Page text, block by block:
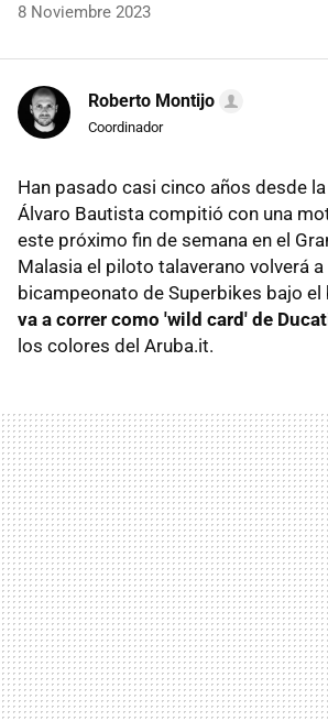
8 Noviembre 2023
Roberto Montijo
Coordinador
Han pasado casi cinco años desde
Álvaro Bautista compitió con una
este próximo fin de semana en el
Malasia el piloto talaverano volverá a
bicampeonato de Superbikes bajo el
va a correr como 'wild card' de
los colores del Aruba.it.